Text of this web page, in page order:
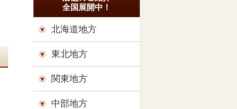
全国展開中！
北海道地方
東北地方
関東地方
中部地方